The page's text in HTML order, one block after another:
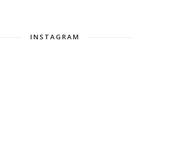
INSTAGRAM